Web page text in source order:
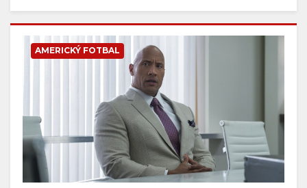
AMERICKÝ FOTBAL